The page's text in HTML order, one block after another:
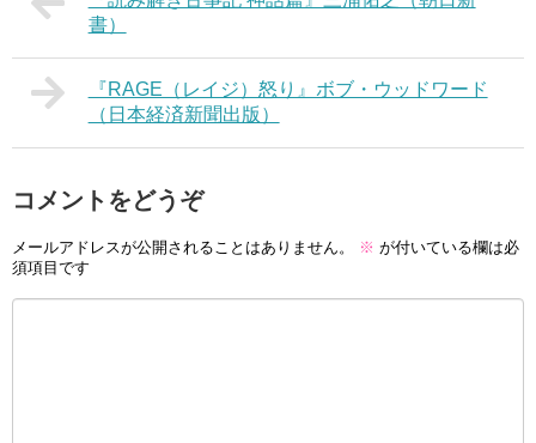
書）
『RAGE（レイジ）怒り』ボブ・ウッドワード
（日本経済新聞出版）
コメントをどうぞ
メールアドレスが公開されることはありません。 ※ が付いている欄は必
須項目です